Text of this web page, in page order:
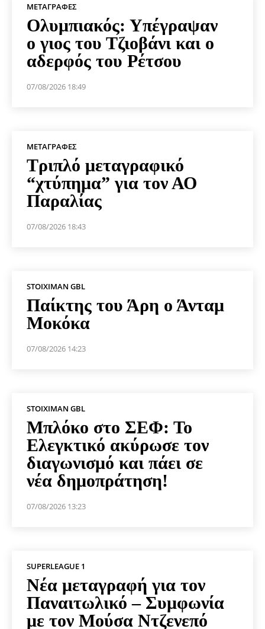
ΜΕΤΑΓΡΑΦΈΣ
Ολυμπιακός: Υπέγραψαν
ο γιος του Τζιοβάνι και ο
αδερφός του Ρέτσου
07/08/2026 18:49
ΜΕΤΑΓΡΑΦΈΣ
Τριπλό μεταγραφικό
“χτύπημα” για τον ΑΟ
Παραλίας
07/08/2026 18:43
STOIXIMAN GBL
Παίκτης του Άρη ο Άνταμ
Μοκόκα
07/08/2026 14:23
STOIXIMAN GBL
Μπλόκο στο ΣΕΦ: Το
Ελεγκτικό ακύρωσε τον
διαγωνισμό και πάει σε
νέα δημοπράτηση!
07/08/2026 13:23
SUPERLEAGUE 1
Νέα μεταγραφή για τον
Παναιτωλικό – Συμφωνία
με τον Μούσα Ντζενεπό